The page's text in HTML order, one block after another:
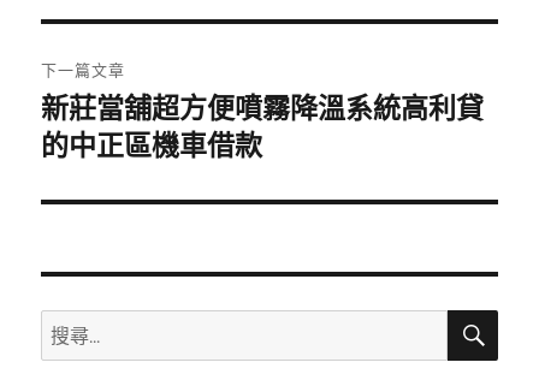
覽
文
章:
下一篇文章
下
一
文
新莊當舖超方便噴霧降溫系統高利貸
的中正區機車借款
搜
尋
搜